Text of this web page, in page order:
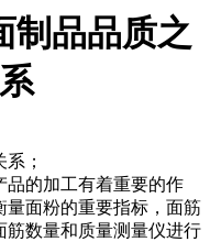
制品品质之
；
的加工有着重要的作
量面粉的重要指标，面筋
筋数量和质量测量仪进行